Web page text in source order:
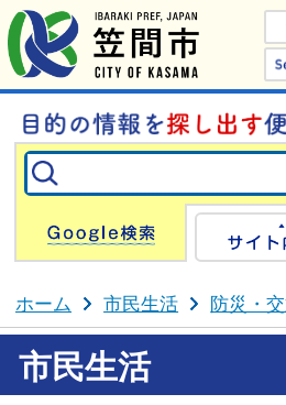
Google
ホーム 市民生活 防災・
市民生活